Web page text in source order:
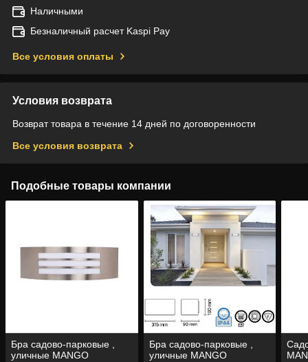
Наличными
Безналичный расчет Kaspi Pay
Все условия оплаты
Условия возврата
Возврат товара в течение 14 дней по договоренности
Все условия возврата
Подобные товары компании
Бра садово-парковые ,
уличные MANGO
Бра садово-парковые ,
уличные MANGO